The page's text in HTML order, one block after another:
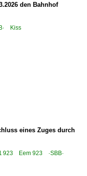
den Bahnhof
Kiss
eines Zuges durch
923 Eem 923 ·SBB·